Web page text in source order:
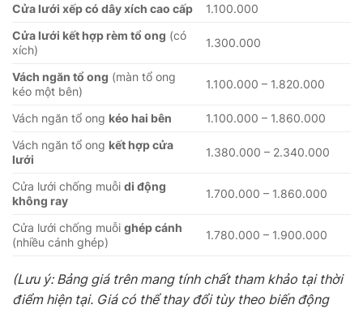
Cửa lưới xếp có dây xích cao cấp
1.100.000
Cửa lưới kết hợp rèm tổ ong (có
xích)
1.300.000
Vách ngăn tổ ong (màn tổ ong
kéo một bên)
1.100.000 – 1.820.000
Vách ngăn tổ ong kéo hai bên
1.100.000 – 1.860.000
Vách ngăn tổ ong kết hợp cửa
lưới
1.380.000 – 2.340.000
Cửa lưới chống muỗi di động
không ray
1.700.000 – 1.860.000
Cửa lưới chống muỗi ghép cánh
(nhiều cánh ghép)
1.780.000 – 1.900.000
(Lưu ý: Bảng giá trên mang tính chất tham khảo tại thời
điểm hiện tại. Giá có thể thay đổi tùy theo biến động